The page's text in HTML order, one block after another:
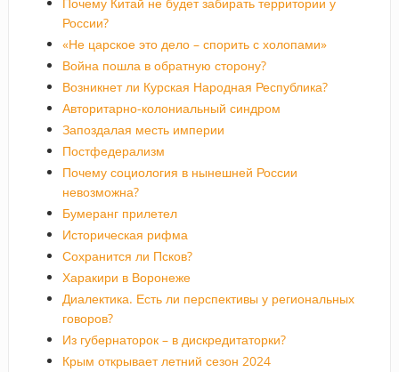
России?
«Не царское это дело – спорить с холопами»
Война пошла в обратную сторону?
Возникнет ли Курская Народная Республика?
Авторитарно-колониальный синдром
Запоздалая месть империи
Постфедерализм
Почему социология в нынешней России
невозможна?
Бумеранг прилетел
Историческая рифма
Сохранится ли Псков?
Харакири в Воронеже
Диалектика. Есть ли перспективы у региональных
говоров?
Из губернаторок – в дискредитаторки?
Крым открывает летний сезон 2024